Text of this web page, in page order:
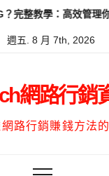
管理你的線上隱私與
週五. 8 月 7th, 2026
網路行銷
路行銷賺錢方法